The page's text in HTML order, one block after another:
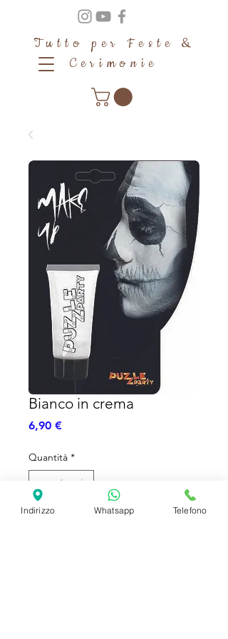
Tutto per Feste &
Cerimonie
Bianco in crema
6,90 €Prezzo
Quantità *
Indirizzo Whatsapp Telefono